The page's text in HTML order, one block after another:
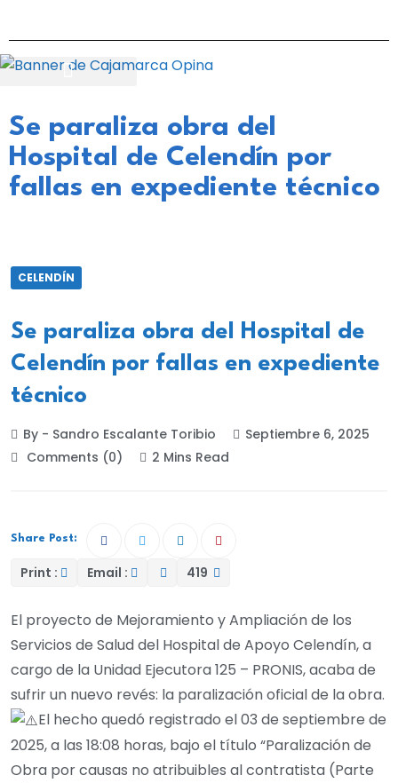
Se paraliza obra del
Hospital de Celendín por
fallas en expediente técnico
CELENDÍN
Se paraliza obra del Hospital de
Celendín por fallas en expediente
técnico
By - Sandro Escalante Toribio
Septiembre 6, 2025
Comments (0)
2 Mins Read
Share Post:
Print : Email : 419
El proyecto de Mejoramiento y Ampliación de los
Servicios de Salud del Hospital de Apoyo Celendín, a
cargo de la Unidad Ejecutora 125 – PRONIS, acaba de
sufrir un nuevo revés: la paralización oficial de la obra.
El hecho quedó registrado el 03 de septiembre de
2025, a las 18:08 horas, bajo el título “Paralización de
Obra por causas no atribuibles al contratista (Parte